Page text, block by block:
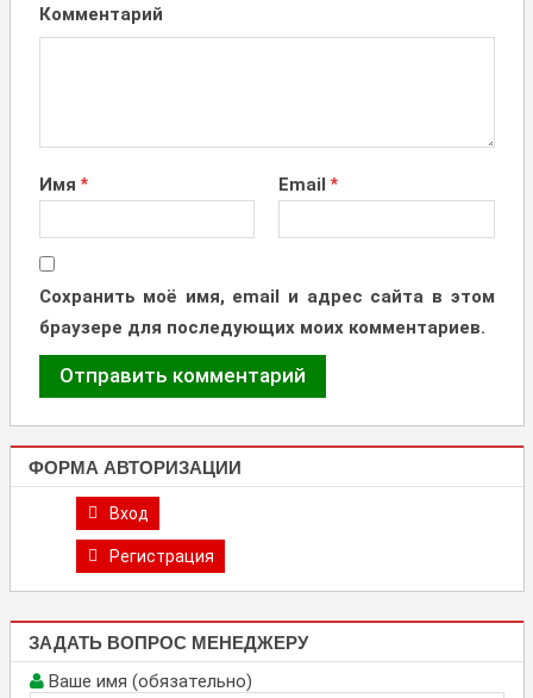
Комментарий
Имя * Email *
Сохранить моё имя, email и адрес сайта в этом
браузере для последующих моих комментариев.
ФОРМА АВТОРИЗАЦИИ
Вход
Регистрация
ЗАДАТЬ ВОПРОС МЕНЕДЖЕРУ
Ваше имя (обязательно)